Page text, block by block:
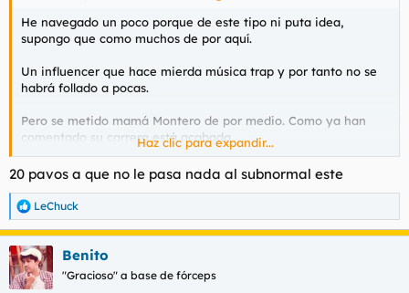
He navegado un poco porque de este tipo ni puta idea,
supongo que como muchos de por aquí.
Un influencer que hace mierda música trap y por tanto no se
habrá follado a pocas.
Pero se metido mamá Montero de por medio. Como ya han
comentado su carrera está acabada
Irene Montero llevará a la Fiscalía las declaraciones del tiktoker Naim Darrechi tras alardear de engañar a sus parejas para no usar condón
entrevista que no usa condón con sus ligues porque le
www.elmundo.es
Haz clic para expandir...
20 pavos a que no le pasa nada al subnormal este
R
e
a
c
c
i
LeChuck
Benito
"Gracioso" a base de fórceps